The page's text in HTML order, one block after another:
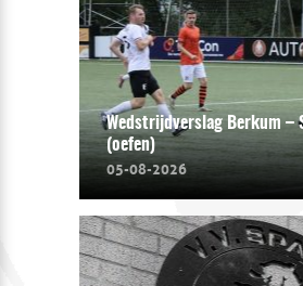
Wedstrijdverslag Berkum –
(oefen)
05-08-2026